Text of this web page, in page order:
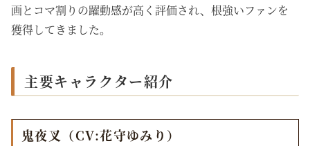
画とコマ割りの躍動感が高く評価され、根強いファンを
獲得してきました。
主要キャラクター紹介
鬼夜叉（CV:花守ゆみり）